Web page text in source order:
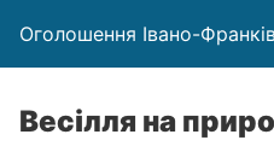
Оголошення Івано-
Весілля на